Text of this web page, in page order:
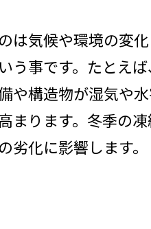
は気候や環境の変
う事です。たとえ
や構造物が湿気や
まります。冬季の
劣化に影響します。